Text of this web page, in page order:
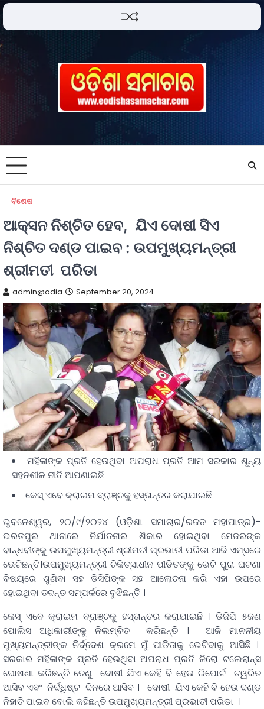
ବିଶେଷ
ଆକ୍ସନ ନିଶ୍ଚିତ ହେବ, ଯିଏ ଦୋଷୀ ସିଏ
ନିଶ୍ଚିତ ଦଣ୍ଡ ପାଇବ : ଉପମୁଖ୍ୟମନ୍ତ୍ରୀ
ଶ୍ରୀମତୀ ପରିଡା
admin@odia September 20, 2024
ମହିଳାଙ୍କ ପ୍ରତି ହେଉଥିବା ଅପରାଧ ପ୍ରତି ଆମ ସରକାର ଶୂନ୍ୟ
ସହନଶୀଳ ନୀତି ଆପଣାଇଛି
କେସ୍ ଏବେ କ୍ରାଇମ ବ୍ରାଞ୍ଚକୁ ହସ୍ତାନ୍ତର କରାଯାଇଛି
ଭୁବନେଶ୍ୱର, ୨୦/୯/୨୦୨୪ (ଓଡ଼ିଶା ସମାଚାର/ରଜତ ମହାପାତ୍ର)-
ଭରତପୁର ଥାନାରେ ନିର୍ଯାତନାର ଶିକାର ହୋଇଥିବା ମେଜରଙ୍କ
ବାନ୍ଧବୀଙ୍କୁ ଉପମୁଖ୍ୟମନ୍ତ୍ରୀ ଶ୍ରୀମତୀ ପ୍ରଭାତୀ ପରିଡା ଆଜି ଏମ୍ସରେ
ଭେଟିଛନ୍ତି।ଉପମୁଖ୍ୟମନ୍ତ୍ରୀ ଚିକିତ୍ସାଧୀନ ପୀଡିତଙ୍କୁ ଭେଟି ପୁରା ଘଟଣା
ବିଷୟରେ ଶୁଣିବା ସହ ଡିସିପିଙ୍କ ସହ ଆଲୋଚନା କରି ଏହା ଉପରେ
ହୋଇଥିବା ତଦନ୍ତ ସମ୍ପର୍କରେ ବୁଝିଛନ୍ତି ।
କେସ୍ ଏବେ କ୍ରାଇମ ବ୍ରାଞ୍ଚକୁ ହସ୍ତାନ୍ତର କରାଯାଇଛି । ଡିଜିପି ୫ଜଣ
ପୋଲିସ ଅଧିକାରୀଙ୍କୁ ନିଲମ୍ବିତ କରିଛନ୍ତି । ଆଜି ମାନନୀୟ
ମୁଖ୍ୟମନ୍ତ୍ରୀଙ୍କ ନିର୍ଦ୍ଦେଶ କ୍ରମେ ମୁଁ ପୀଡିତାକୁ ଭେଟିବାକୁ ଆସିଛି ।
ସରକାର ମହିଳାଙ୍କ ପ୍ରତି ହେଉଥିବା ଅପରାଧ ପ୍ରତି ଜିରୋ ଟଲେରାନ୍ସ
ଘୋଷଣା କରିଛନ୍ତି ତେଣୁ ଦୋଷୀ ଯିଏ କେହି ବି ହେଉ ରିପୋର୍ଟ ତ୍ୱରିତ
ଆସିବ ଏବଂ ନିର୍ଦ୍ଧିଷ୍ଟ ଦିନରେ ଆସିବ । ଦୋଷୀ ଯିଏ କେହି ବି ହେଉ ଦଣ୍ଡ
ନିହାତି ପାଇବ ବୋଲି କହିଛନ୍ତି ଉପମୁଖ୍ୟମନ୍ତ୍ରୀ ପ୍ରଭାତୀ ପରିଡା ।